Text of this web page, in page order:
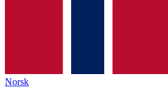
Norsk